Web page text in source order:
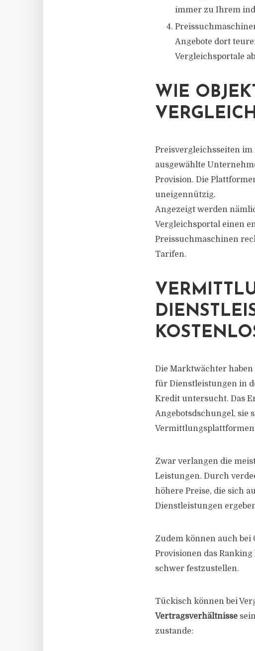
immer zu Ihrem
Angebote dort
Vergleichsportale
WIE
Preisvergleichsseiten
ausgewählte
Provision. Die
uneigennützig.
Angezeigt werden
Vergleichsportal einen
Preissuchmaschinen
Tarifen.
Die Marktwächter
für Dienstleistungen in
Kredit untersucht. Das
Angebotsdschungel, sie
Zwar verlangen die
Leistungen. Durch
höhere Preise, die sich
Dienstleistungen
Zudem können auch
Provisionen das
schwer festzustellen.
Tückisch können bei
Vertragsverhältnisse
zustande: